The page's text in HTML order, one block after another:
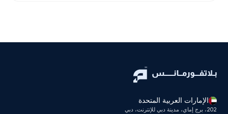
الإمارات العربية المتحدة
202، برج إماي، مدينة دبي للإنترنت، دبي